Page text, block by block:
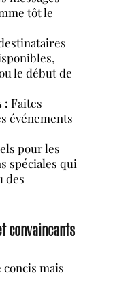
tôt le
le début de
: Faites
événements
pour les
spéciales qui
des
convaincants
concis mais